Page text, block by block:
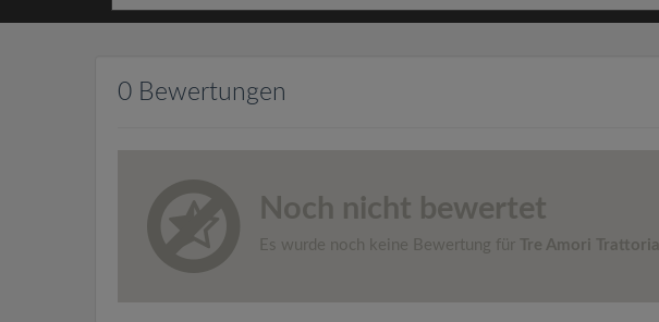
0 Bewertungen
Noch nicht bewertet
Es wurde noch keine Bewertung für Tre Amori Trattoria